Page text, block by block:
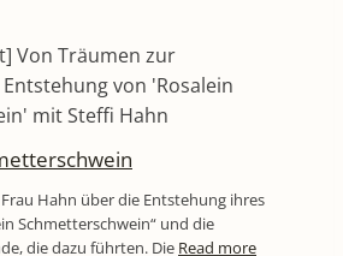
Von Träumen zur
von 'Rosalein
mit Steffi Hahn
Hahn über die Entstehung ihres
Schmetterschwein“ und die
die dazu führten. Die Read more